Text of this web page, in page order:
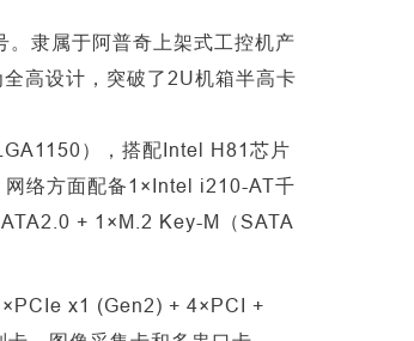
隶属于阿普奇上架式工控机产
高设计，突破了2U机箱半高卡
），搭配Intel H81芯片
络方面配备1×Intel i210-AT千
+ 1×M.2 Key-M（SATA
x1 (Gen2) + 4×PCI +